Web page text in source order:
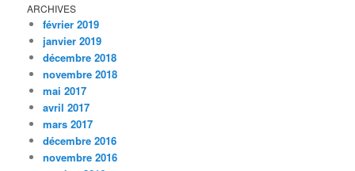
ARCHIVES
février 2019
janvier 2019
décembre 2018
novembre 2018
mai 2017
avril 2017
mars 2017
décembre 2016
novembre 2016